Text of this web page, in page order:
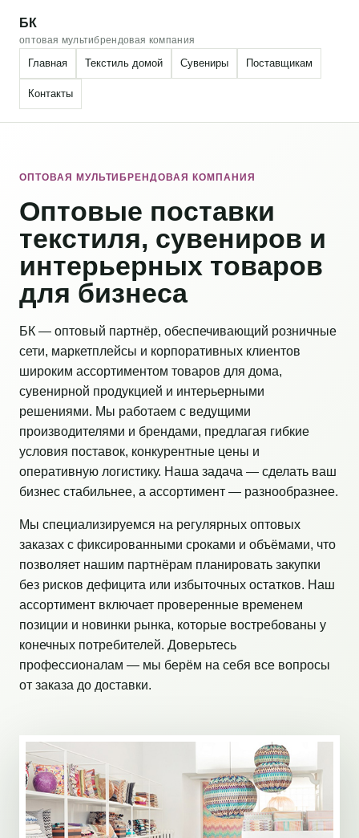
БК
оптовая мультибрендовая компания
Главная Текстиль домой Сувениры Поставщикам
Контакты
ОПТОВАЯ МУЛЬТИБРЕНДОВАЯ КОМПАНИЯ
Оптовые поставки
текстиля, сувениров и
интерьерных товаров
для бизнеса
БК — оптовый партнёр, обеспечивающий розничные
сети, маркетплейсы и корпоративных клиентов
широким ассортиментом товаров для дома,
сувенирной продукцией и интерьерными
решениями. Мы работаем с ведущими
производителями и брендами, предлагая гибкие
условия поставок, конкурентные цены и
оперативную логистику. Наша задача — сделать ваш
бизнес стабильнее, а ассортимент — разнообразнее.
Мы специализируемся на регулярных оптовых
заказах с фиксированными сроками и объёмами, что
позволяет нашим партнёрам планировать закупки
без рисков дефицита или избыточных остатков. Наш
ассортимент включает проверенные временем
позиции и новинки рынка, которые востребованы у
конечных потребителей. Доверьтесь
профессионалам — мы берём на себя все вопросы
от заказа до доставки.